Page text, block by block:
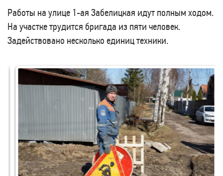
Работы на улице 1-ая Забелицкая идут полным ходом.
На участке трудится бригада из пяти человек.
Задействовано несколько единиц техники.